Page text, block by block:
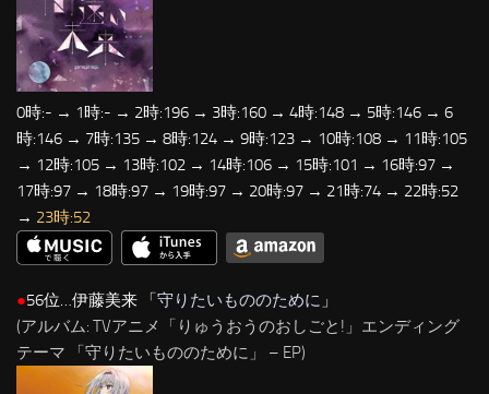
0時:- → 1時:- → 2時:196 → 3時:160 → 4時:148 → 5時:146 → 6
時:146 → 7時:135 → 8時:124 → 9時:123 → 10時:108 → 11時:105
→ 12時:105 → 13時:102 → 14時:106 → 15時:101 → 16時:97 →
17時:97 → 18時:97 → 19時:97 → 20時:97 → 21時:74 → 22時:52
→ 23時:52
●56位…伊藤美来 「守りたいもののために 」
(アルバム: TVアニメ「りゅうおうのおしごと!」エンディング
テーマ 「守りたいもののために」 – EP)